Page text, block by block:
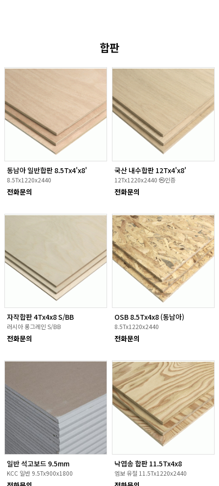
합판
동남아 일반합판 8.5Tx4'x8'
8.5Tx1220x2440
전화문의
국산 내수합판 12Tx4'x8'
12Tx1220x2440 ㉿인증
전화문의
자작합판 4Tx4x8 S/BB
러시아 롱그레인 S/BB
전화문의
OSB 8.5Tx4x8 (동남아)
8.5Tx1220x2440
전화문의
일반 석고보드 9.5mm
KCC 일반 9.5Tx900x1800
낙엽송 합판 11.5Tx4x8
엠보 유절 11.5Tx1220x2440